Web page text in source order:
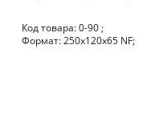
Код товара: 0-90 ;
Формат: 250х120х65 NF;